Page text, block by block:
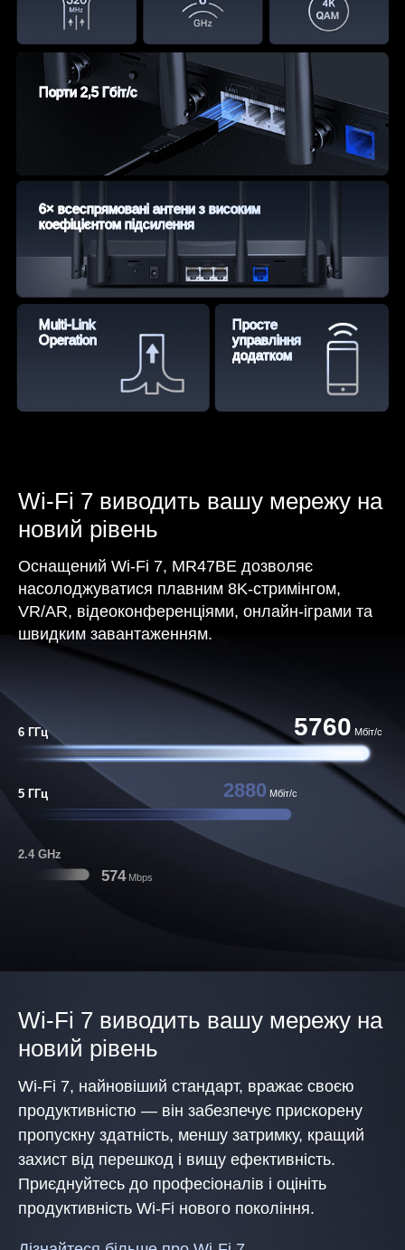
Порти 2,5 Гбіт/с
6× всеспрямовані антени з високим
коефіцієнтом підсилення
Multi-Link
Operation
Просте
управління
додатком
Wi-Fi 7 виводить вашу мережу на
новий рівень
Оснащений Wi-Fi 7, MR47BE дозволяє
насолоджуватися плавним 8K-стримінгом,
VR/AR, відеоконференціями, онлайн-іграми та
швидким завантаженням.
6 ГГц 5760 Мбіт/с
5 ГГц 2880 Мбіт/с
2.4 GHz
574 Mbps
Wi-Fi 7 виводить вашу мережу на
новий рівень
Wi-Fi 7, найновіший стандарт, вражає своєю
продуктивністю — він забезпечує прискорену
пропускну здатність, меншу затримку, кращий
захист від перешкод і вищу ефективність.
Приєднуйтесь до професіоналів і оцініть
продуктивність Wi-Fi нового покоління.